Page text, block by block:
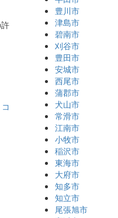
コ
豊川市
津島市
碧南市
刈谷市
豊田市
安城市
西尾市
蒲郡市
犬山市
常滑市
江南市
小牧市
稲沢市
東海市
大府市
知多市
知立市
尾張旭市